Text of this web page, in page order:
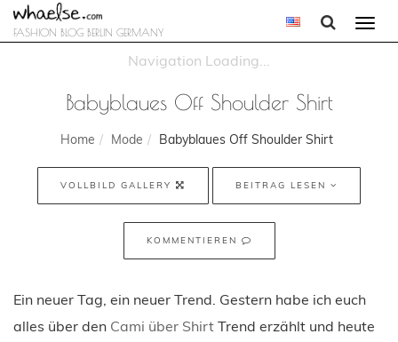
FASHION BLOG BERLIN GERMANY
Babyblaues Off Shoulder Shirt
Home Mode Babyblaues Off Shoulder Shirt
VOLLBILD GALLERY BEITRAG LESEN
KOMMENTIEREN
Ein neuer Tag, ein neuer Trend. Gestern habe ich euch
alles über den Cami über Shirt Trend erzählt und heute